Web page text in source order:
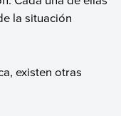
la situación
existen otras